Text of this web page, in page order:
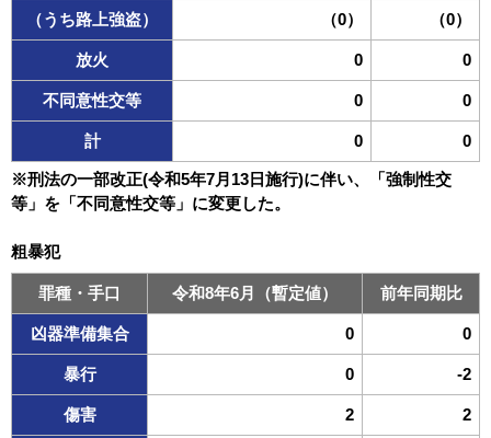
（うち路上強盗） （0） （0）
放火 0 0
不同意性交等 0 0
計 0 0
※刑法の一部改正(令和5年7月13日施行)に伴い、「強制性交
等」を「不同意性交等」に変更した。
粗暴犯
罪種・手口 令和8年6月（暫定値） 前年同期比
凶器準備集合 0 0
暴行 0 -2
傷害 2 2